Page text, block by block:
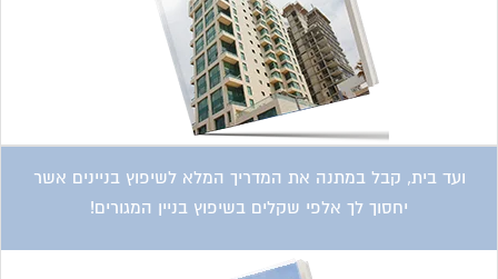
ועד בית, קבל במתנה את המדריך המלא לשיפוץ בניינים אשר
יחסוך לך אלפי שקלים בשיפוץ בניין המגורים!